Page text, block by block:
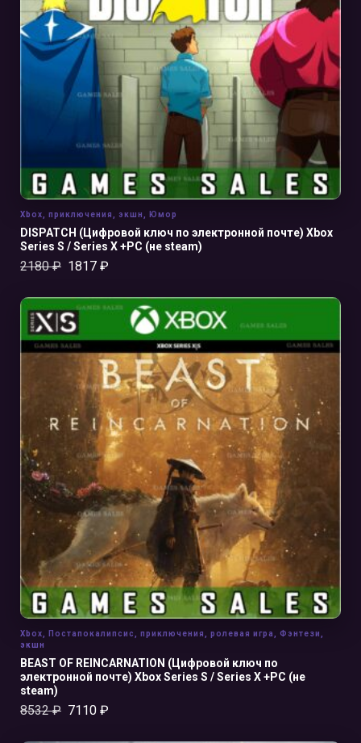
В КОРЗИНУ
DISPATCH (Цифровой ключ по электронной почте) Xbox
Series S / Series X +PC (не steam)
2180₽ 1817 ₽
Xbox приключения экшн Юмор
В КОРЗИНУ
BEAST OF REINCARNATION (Цифровой ключ по
электронной почте) Xbox Series S / Series X +PC (не
steam)
8532₽ 7110 ₽
Xbox Постапокалипсис приключения ролевая игра Фэнтези
экшн